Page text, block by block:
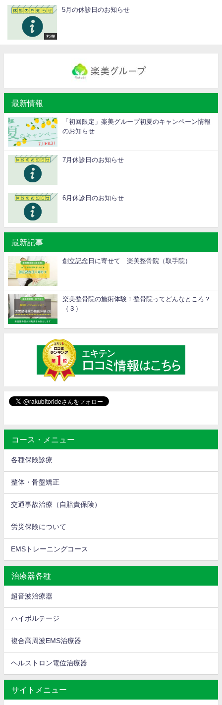
未分類
5月の休診日のお知らせ
最新情報
「初回限定」楽美グループ初夏のキャンペーン情報
のお知らせ
7月休診日のお知らせ
6月休診日のお知らせ
最新記事
創立記念日に寄せて 楽美整骨院（取手院）
楽美整骨院の施術体験！整骨院ってどんなところ？
（３）
コース・メニュー
各種保険診療
整体・骨盤矯正
交通事故治療（自賠責保険）
労災保険について
EMSトレーニングコース
治療器各種
超音波治療器
ハイボルテージ
複合高周波EMS治療器
ヘルストロン電位治療器
サイトメニュー